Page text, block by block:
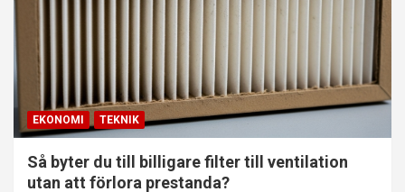
EKONOMI TEKNIK
Så byter du till billigare filter till ventilation
utan att förlora prestanda?